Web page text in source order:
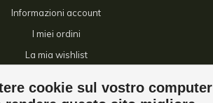
cookie sul vostro computer
Informazioni account
I miei ordini
La mia wishlist
Tutti i prodotti